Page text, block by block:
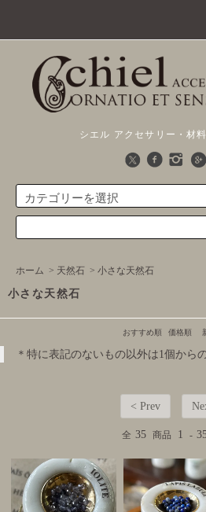
シエル アクセサリー・材
ホーム > 天然石 > 小さな天然石
小さな天然石
おすすめ順 価格順
＊特に表記のないもの以外は1個から
< Prev
全 35 商品 1 -